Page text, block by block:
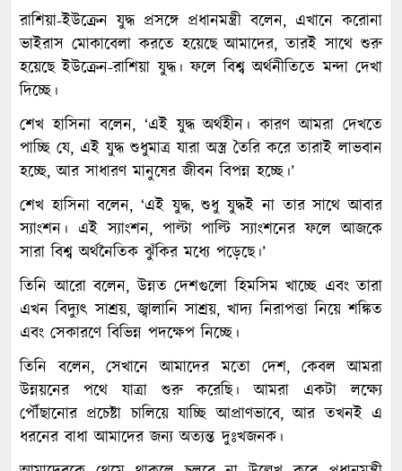
রাশিয়া-ইউক্রেন যুদ্ধ প্রসঙ্গে প্রধানমন্ত্রী বলেন, এখানে করোনা
ভাইরাস মোকাবেলা করতে হয়েছে আমাদের, তারই সাথে শুরু
হয়েছে ইউক্রেন-রাশিয়া যুদ্ধ। ফলে বিশ্ব অর্থনীতিতে মন্দা দেখা
দিচ্ছে।
শেখ হাসিনা বলেন, ‘এই যুদ্ধ অর্থহীন। কারণ আমরা দেখতে
পাচ্ছি যে, এই যুদ্ধ শুধুমাত্র যারা অস্ত্র তৈরি করে তারাই লাভবান
হচ্ছে, আর সাধারণ মানুষের জীবন বিপন্ন হচ্ছে।’
শেখ হাসিনা বলেন, ‘এই যুদ্ধ, শুধু যুদ্ধই না তার সাথে আবার
স্যাংশন। এই স্যাংশন, পাল্টা পাল্টি স্যাংশনের ফলে আজকে
সারা বিশ্ব অর্থনৈতিক ঝুঁকির মধ্যে পড়েছে।’
তিনি আরো বলেন, উন্নত দেশগুলো হিমসিম খাচ্ছে এবং তারা
এখন বিদ্যুৎ সাশ্রয়, জ্বালানি সাশ্রয়, খাদ্য নিরাপত্তা নিয়ে শঙ্কিত
এবং সেকারণে বিভিন্ন পদক্ষেপ নিচ্ছে।
তিনি বলেন, সেখানে আমাদের মতো দেশ, কেবল আমরা
উন্নয়নের পথে যাত্রা শুরু করেছি। আমরা একটা লক্ষ্যে
পৌঁছানোর প্রচেষ্টা চালিয়ে যাচ্ছি আপ্রাণভাবে, আর তখনই এ
ধরনের বাধা আমাদের জন্য অত্যন্ত দুঃখজনক।